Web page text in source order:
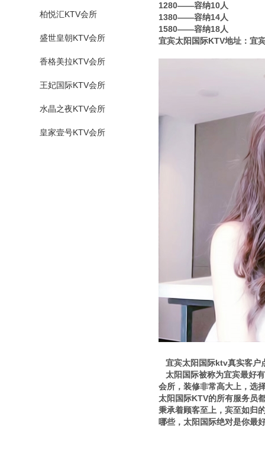
柏悦汇KTV会所
盛世皇朝KTV会所
香格美拉KTV会所
王妃国际KTV会所
水晶之夜KTV会所
皇家壹号KTV会所
1280——容纳10人
1380——容纳14人
1580——容纳18人
宜宾太阳国际KTV地址：宜
宜宾太阳国际ktv真实客户
太阳国际被称为宜宾最好
会所，装修非常高大上，选
太阳国际KTV的所有服务员
秉承着顾客至上，宾至如归
哪些，太阳国际绝对是你最